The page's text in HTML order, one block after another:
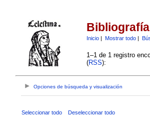
Inicio| Mostrar todo|
1–1 de 1 registro
(RSS):
Opciones de búsqueda y visualización
Seleccionar todo Deseleccionar todo